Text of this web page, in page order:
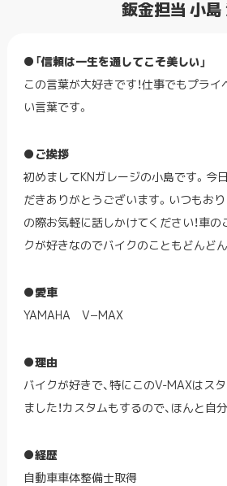
鈑金担当 小島
●「信頼は一生を通してこそ美しい」
この言葉が大好きです！仕事でもプラ
い言葉です。
●ご挨拶
初めましてKNガレージの小島です。今
だきありがとうございます。いつもお
の際お気軽に話しかけてください！車の
クが好きなのでバイクのこともどんど
●愛車
YAMAHA V−MAX
●理由
バイクが好きで、特にこのV-MAXはス
ました！カスタムもするので、ほんと自
●経歴
自動車車体整備士取得